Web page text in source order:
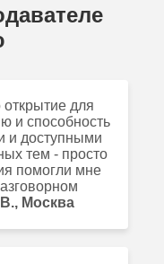
для
и способность
и доступными
тем - просто
помогли мне
Москва